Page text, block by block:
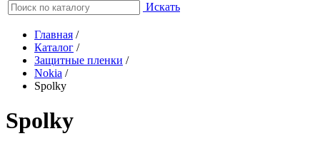
Искать
Главная /
Каталог /
Защитные пленки /
Nokia /
Spolky
Spolky